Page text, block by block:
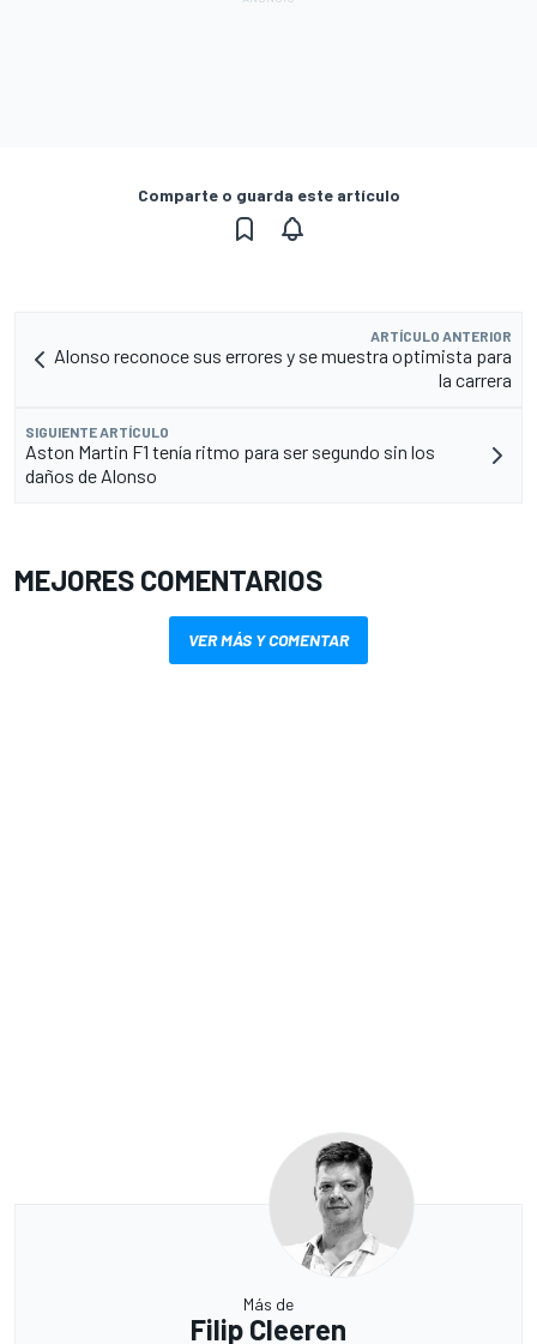
Comparte o guarda este artículo
ARTÍCULO ANTERIOR
Alonso reconoce sus errores y se muestra optimista para
la carrera
SIGUIENTE ARTÍCULO
Aston Martin F1 tenía ritmo para ser segundo sin los
daños de Alonso
MEJORES COMENTARIOS
VER MÁS Y COMENTAR
Más de
Filip Cleeren